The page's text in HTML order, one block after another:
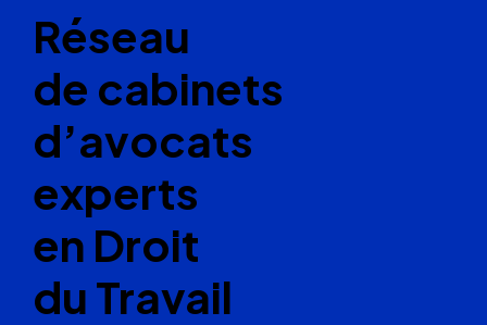
Réseau
de cabinets
d’avocats
experts
en Droit
du Travail